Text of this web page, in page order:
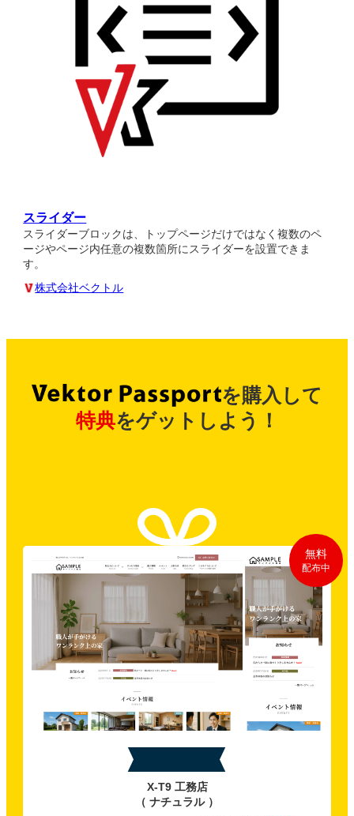
スライダー
スライダーブロックは、トップページだけではなく複数のペ
ージやページ内任意の複数箇所にスライダーを設置できま
す。
株式会社ベクトル
を購入して
特典をゲットしよう！
無料
配布中
X-T9 工務店
（ ナチュラル ）